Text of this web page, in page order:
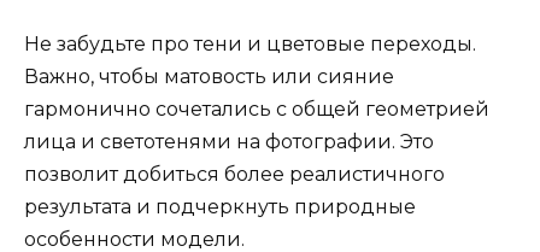
Не забудьте про тени и цветовые переходы.
Важно, чтобы матовость или сияние
гармонично сочетались с общей геометрией
лица и светотенями на фотографии. Это
позволит добиться более реалистичного
результата и подчеркнуть природные
особенности модели.